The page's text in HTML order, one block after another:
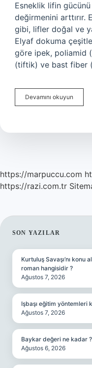
Esneklik lifin
değirmenini arttırır.
gibi, lifler doğal ve
Elyaf dokuma
göre ipek, poliamid
(tiftik) ve bast fiber
Devamını okuyun
Çeşit
https://marpuccu.com
https://razi.com.tr
SIDEBAR
SON YAZILAR
Kurtuluş Savaşı’nı konu
roman hangisidir ?
Ağustos 7, 2026
Işbaşı eğitim yöntemleri
Ağustos 7, 2026
Baykar değeri ne kadar ?
Ağustos 6, 2026